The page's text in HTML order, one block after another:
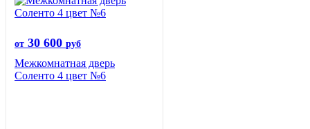
от 30 600 руб
Межкомнатная дверь
Соленто 4 цвет №6